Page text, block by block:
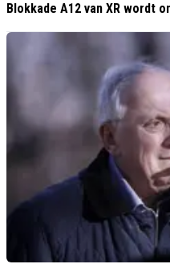
Blokkade A12 van XR wordt